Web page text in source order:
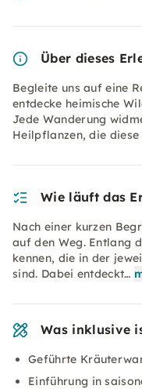
Über dieses
Begleite uns auf eine
entdecke heimische
Jede Wanderung
Heilpflanzen, die
Wie läuft das
Nach einer kurzen
auf den Weg. Entlang
kennen, die in der
sind. Dabei entdeckt…
Was inklusive
Geführte
Einführung in